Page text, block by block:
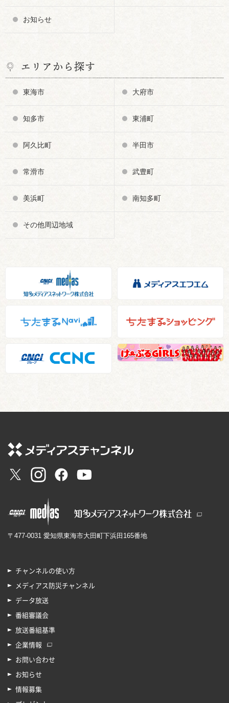
お知らせ
エリアから探す
東海市 大府市
知多市 東浦町
阿久比町 半田市
常滑市 武豊町
美浜町 南知多町
その他周辺地域
〒477-0031 愛知県東海市大田町下浜田165番地
チャンネルの使い方
メディアス防災チャンネル
データ放送
番組審議会
放送番組基準
企業情報
お問い合わせ
お知らせ
情報募集